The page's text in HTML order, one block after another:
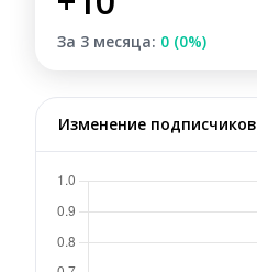
За 3 месяца: 0 (0%)
Изменение подписчиков